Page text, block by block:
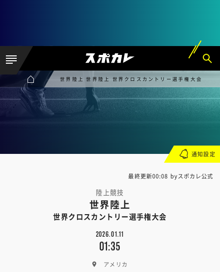
世界陸上 世界陸上 世界クロスカントリー選手権大会
最終更新00:08 byスポカレ公式
陸上競技
世界陸上
世界クロスカントリー選手権大会
2026.01.11
01:35
アメリカ
通知設定